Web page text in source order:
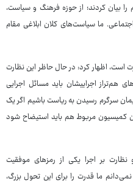
بیان کردند؛ از حوزه فرهنگ و سیاست،
ما سیاست‌های کلان ابلاغی مقام
است، اظهار کرد: در حال حاظر این نظارت
اجراییشان باید مسائل اجرایی
سرگرم رسیدن به ریاست باشیم اگر یک
کمیسیون مربوط هم باید استیضاح شود
بر اجرا یکی از رمزهای موفقیت
ما قدرت را برای این تحول بزرگ،